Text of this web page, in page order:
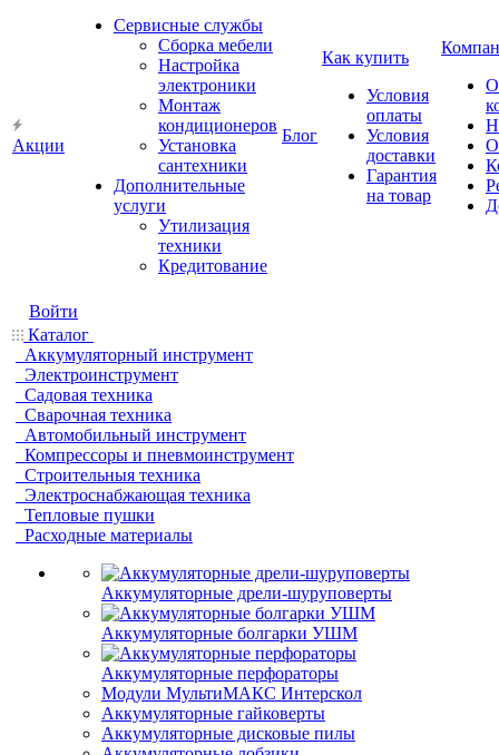
Акции
Сервисные службы
Сборка мебели
Настройка
электроники
Монтаж
кондиционеров
Установка
сантехники
Дополнительные
услуги
Утилизация
техники
Кредитование
Блог
Как купить
Условия
оплаты
Условия
доставки
Гарантия
на товар
О
Войти
Каталог
Аккумуляторный инструмент
Электроинструмент
Садовая техника
Сварочная техника
Автомобильный инструмент
Компрессоры и пневмоинструмент
Строительныя техника
Электроснабжающая техника
Тепловые пушки
Расходные материалы
Аккумуляторные дрели-шуруповерты
Аккумуляторные болгарки УШМ
Аккумуляторные перфораторы
Модули МультиМАКС Интерскол
Аккумуляторные гайковерты
Аккумуляторные дисковые пилы